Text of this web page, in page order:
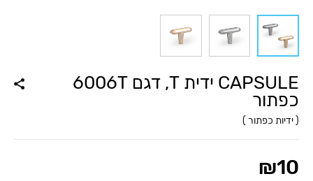
CAPSULE ידית T, דגם 6006T
כפתור
( ידיות כפתור )
₪10